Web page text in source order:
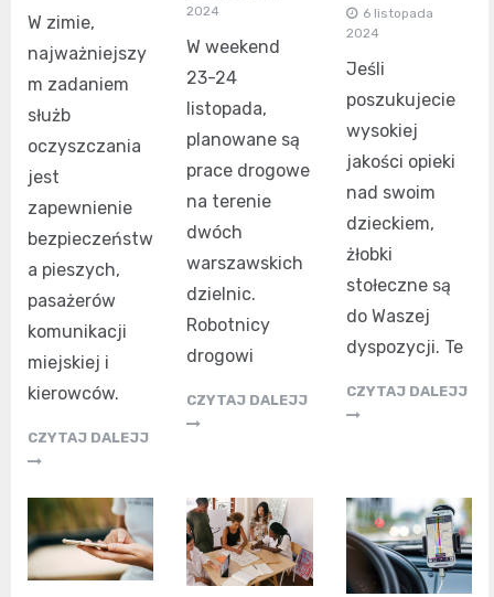
W zimie,
najważniejszy
m zadaniem
służb
oczyszczania
jest
zapewnienie
bezpieczeństw
a pieszych,
pasażerów
komunikacji
miejskiej i
kierowców.
CZYTAJ DALEJJ
2024
W weekend
23-24
listopada,
planowane są
prace drogowe
na terenie
dwóch
warszawskich
dzielnic.
Robotnicy
drogowi
CZYTAJ DALEJJ
6 listopada
2024
Jeśli
poszukujecie
wysokiej
jakości opieki
nad swoim
dzieckiem,
żłobki
stołeczne są
do Waszej
dyspozycji. Te
CZYTAJ DALEJJ